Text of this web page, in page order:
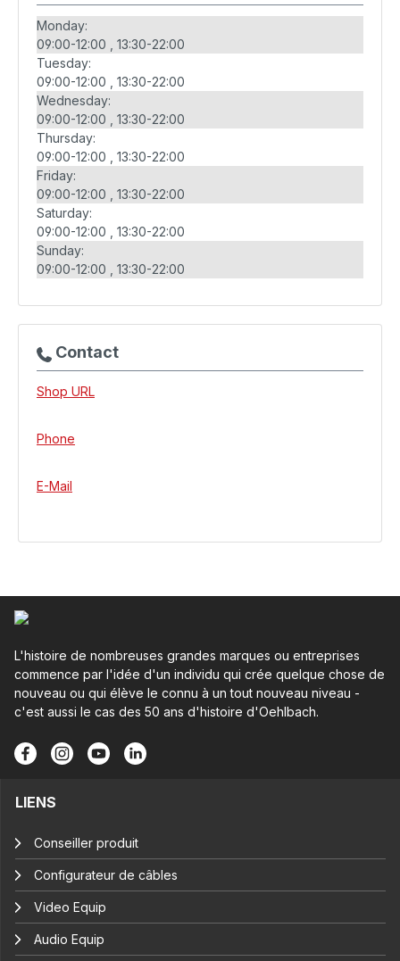
Monday:
09:00-12:00
13:30-22:00
Tuesday:
09:00-12:00
13:30-22:00
Wednesday:
09:00-12:00
13:30-22:00
Thursday:
09:00-12:00
13:30-22:00
Friday:
09:00-12:00
13:30-22:00
Saturday:
09:00-12:00
13:30-22:00
Sunday:
09:00-12:00
13:30-22:00
Contact
Shop URL
Phone
E-Mail
L'histoire de nombreuses grandes marques ou entreprises
commence par l'idée d'un individu qui crée quelque chose de
nouveau ou qui élève le connu à un tout nouveau niveau -
c'est aussi le cas des 50 ans d'histoire d'Oehlbach.
LIENS
Conseiller produit
Configurateur de câbles
Video Equip
Audio Equip